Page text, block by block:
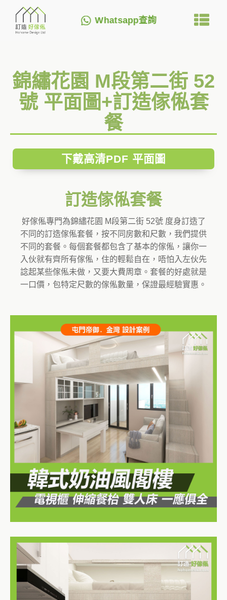
Whatsapp查詢
錦繡花園 M段第二街 52
號 平面圖+訂造傢俬套
餐
下戴高清PDF 平面圖
訂造傢俬套餐
好傢俬專門為錦繡花園 M段第二街 52號 度身訂造了
不同的訂造傢俬套餐，按不同房數和尺數，我們提供
不同的套餐。每個套餐都包含了基本的傢俬，讓你一
入伙就有齊所有傢俬，住的輕鬆自在，唔怕入左伙先
諗起某些傢俬未做，又要大費周章。套餐的好處就是
一口價，包特定尺數的傢俬數量，保證最經驗實惠。